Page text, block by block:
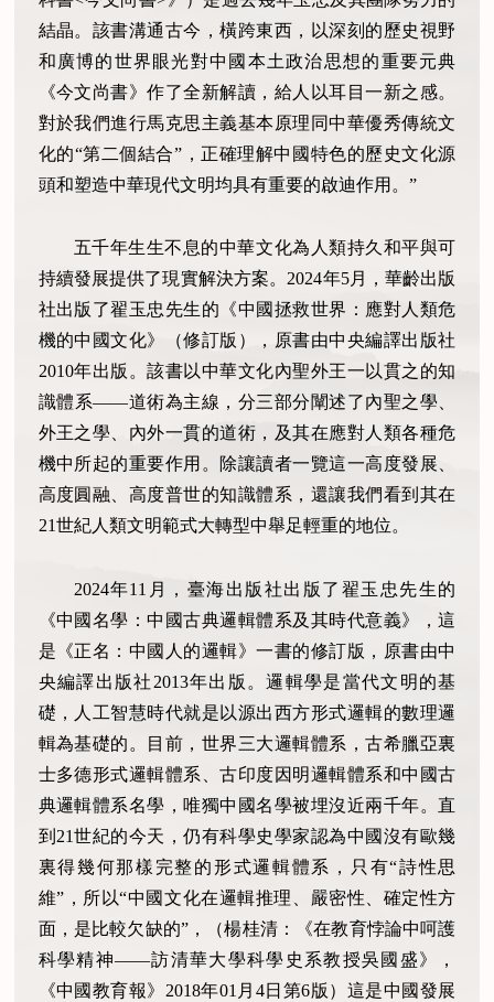
結晶。該書溝通古今，橫跨東西，以深刻的歷史視野
和廣博的世界眼光對中國本土政治思想的重要元典
《今文尚書》作了全新解讀，給人以耳目一新之感。
對於我們進行馬克思主義基本原理同中華優秀傳統文
化的“第二個結合”，正確理解中國特色的歷史文化源
頭和塑造中華現代文明均具有重要的啟迪作用。”
五千年生生不息的中華文化為人類持久和平與可
持續發展提供了現實解決方案。2024年5月，華齡出版
社出版了翟玉忠先生的《中國拯救世界：應對人類危
機的中國文化》（修訂版），原書由中央編譯出版社
2010年出版。該書以中華文化內聖外王一以貫之的知
識體系——道術為主線，分三部分闡述了內聖之學、
外王之學、內外一貫的道術，及其在應對人類各種危
機中所起的重要作用。除讓讀者一覽這一高度發展、
高度圓融、高度普世的知識體系，還讓我們看到其在
21世紀人類文明範式大轉型中舉足輕重的地位。
2024年11月，臺海出版社出版了翟玉忠先生的
《中國名學：中國古典邏輯體系及其時代意義》，這
是《正名：中國人的邏輯》一書的修訂版，原書由中
央編譯出版社2013年出版。邏輯學是當代文明的基
礎，人工智慧時代就是以源出西方形式邏輯的數理邏
輯為基礎的。目前，世界三大邏輯體系，古希臘亞裏
士多德形式邏輯體系、古印度因明邏輯體系和中國古
典邏輯體系名學，唯獨中國名學被埋沒近兩千年。直
到21世紀的今天，仍有科學史學家認為中國沒有歐幾
裏得幾何那樣完整的形式邏輯體系，只有“詩性思
維”，所以“中國文化在邏輯推理、嚴密性、確定性方
面，是比較欠缺的”，（楊桂清：《在教育悖論中呵護
科學精神——訪清華大學科學史系教授吳國盛》，
《中國教育報》2018年01月4日第6版）這是中國發展